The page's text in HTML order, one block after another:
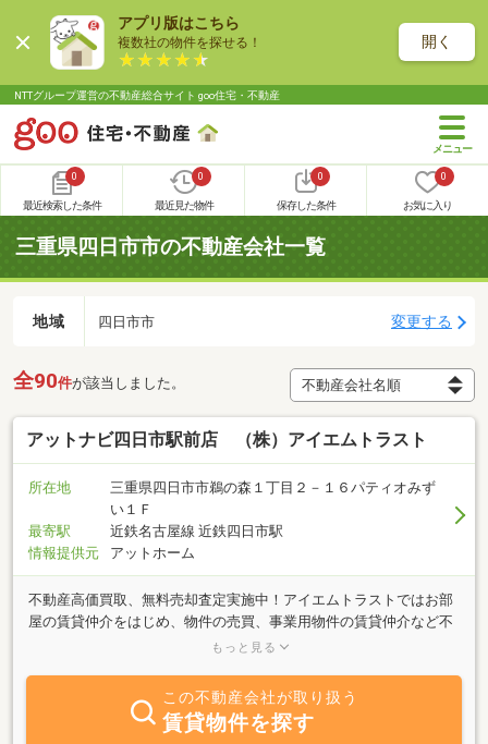
アプリ版はこちら
複数社の物件を探せる！ 開く
NTTグループ運営の不動産総合サイト goo住宅・不動産
0
最近検索した条件
0
最近見た物件
0
保存した条件
0
お気に入り
三重県四日市市の不動産会社一覧
地域 四日市市 変更する
全90件が該当しました。
アットナビ四日市駅前店 （株）アイエムトラスト
所在地
三重県四日市市鵜の森１丁目２－１６パティオみず
い１Ｆ
最寄駅
近鉄名古屋線 近鉄四日市駅
情報提供元
アットホーム
不動産高価買取、無料売却査定実施中！アイエムトラストではお部
屋の賃貸仲介をはじめ、物件の売買、事業用物件の賃貸仲介など不
動産のお手伝いをさせていただいております。ご来店の際は店舗西
もっと見る
この不動産会社が取り扱う
賃貸物件を探す